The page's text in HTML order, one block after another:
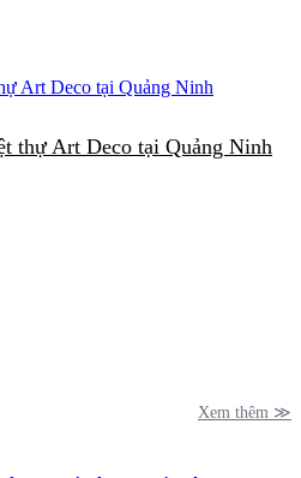
thự Art Deco tại Quảng Ninh
Xem thêm ≫